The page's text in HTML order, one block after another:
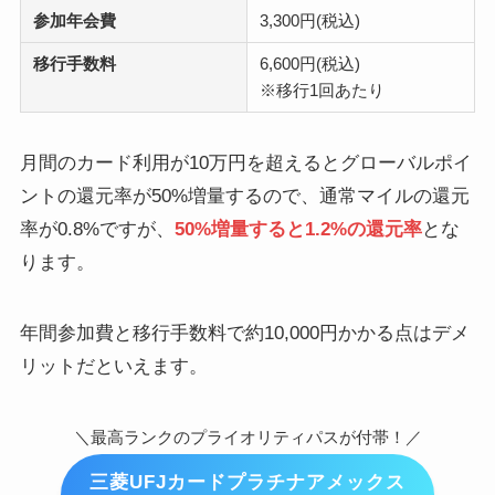
参加年会費 3,300円(税込)
移行手数料
6,600円(税込)
※移行1回あたり
月間のカード利用が10万円を超えるとグローバルポイ
ントの還元率が50%増量するので、通常マイルの還元
率が0.8%ですが、 50%増量すると1.2%の還元率とな
ります。
年間参加費と移行手数料で約10,000円かかる点はデメ
リットだといえます。
＼最高ランクのプライオリティパスが付帯！／
三菱UFJカードプラチナアメックス